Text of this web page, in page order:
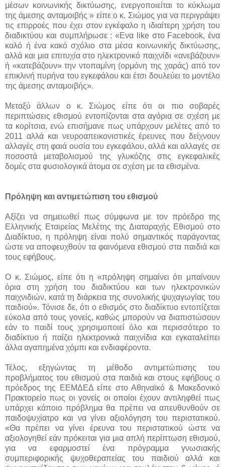
μέσων κοινωνικής δικτύωσης, ενεργοποιείται το κύκλωμα
της άμεσης ανταμοιβής » είπε ο κ. Σιώμος για να περιγράψει
τις επιρροές που έχει στον εγκέφαλο η ιδιαίτερη χρήση του
διαδικτύου και συμπλήρωσε : «Ενα like στο Facebook, ένα
καλό ή ένα κακό σχόλιο στα μέσα κοινωνικής δικτύωσης,
αλλά και μια επιτυχία στο ηλεκτρονικό παιχνίδι «ανεβάζουν»
ή «κατεβάζουν» την ντοπαμίνη (ορμόνη της χαράς) από τον
επικλινή πυρήνα του εγκεφάλου και έτσι δουλεύει το μοντέλο
της άμεσης ανταμοιβής».
Μεταξύ άλλων ο κ. Σιώμος είπε ότι οι πιο σοβαρές
περιπτώσεις εθισμού εντοπίζονται στα αγόρια σε σχέση με
τα κορίτσια, ενώ επισήμανε πως υπάρχουν μελέτες από το
2011 αλλά και νευροαπεικονιστικές έρευνες που δείχνουν
αλλαγές στη φαιά ουσία του εγκεφάλου, αλλά και αλλαγές σε
ποσοστά μεταβολισμού της γλυκόζης στις εγκεφαλικές
δομές στα φυσιολογικά άτομα σε σχέση με τα εθισμένα.
Πρόληψη και αντιμετώπιση του εθισμού
Αξίζει να σημειωθεί πως σύμφωνα με τον πρόεδρο της
Ελληνικής Εταιρείας Μελέτης της Διαταραχής Εθισμού στο
Διαδίκτυο, η πρόληψη είναι πολύ σημαντικός παράγοντας
ώστε να αποφευχθούν τα φαινόμενα εθισμού στα παιδιά και
τους εφήβους.
Ο κ. Σιώμος, είπε ότι η «πρόληψη σημαίνει ότι μπαίνουν
όρια στη χρήση του διαδικτύου και των ηλεκτρονικών
παιχνιδιών, κατά τη διάρκεια της συνολικής ψυχαγωγίας του
παιδιού». Τόνισε δε, ότι ο εθισμός στο διαδίκτυο εντοπίζεται
εύκολα από τους γονείς, καθώς μπορούν να διαπιστώσουν
εάν το παιδί τους χρησιμοποιεί όλο και περισσότερο το
διαδίκτυο ή παίζει ηλεκτρονικά παιχνίδια και εγκαταλείπει
άλλα αγαπημένα χόμπι και ενδιαφέροντα.
Τέλος, εξηγώντας τη μέθοδο αντιμετώπισης του
προβλήματος του εθισμού στα παιδιά και στους εφήβους ο
πρόεδρος της ΕΕΜΔΕΔ είπε στο Αθηναϊκό & Μακεδονικό
Πρακτορείο πως οι γονείς οι οποίοι έχουν αντιληφθεί πως
υπάρχει κάποιο πρόβλημα θα πρέπει να απευθυνθούν σε
παιδοψυχίατρο και να γίνει αξιολόγηση του περιστατικού.
«Θα πρέπει να γίνει έρευνα του περιστατικού ώστε να
αξιολογηθεί εάν πρόκειται για μια απλή περίπτωση εθισμού,
για να εφαρμοστεί ένα πρόγραμμα γνωσιακής
συμπεριφορικής ψυχοθεραπείας του παιδιού αλλά και